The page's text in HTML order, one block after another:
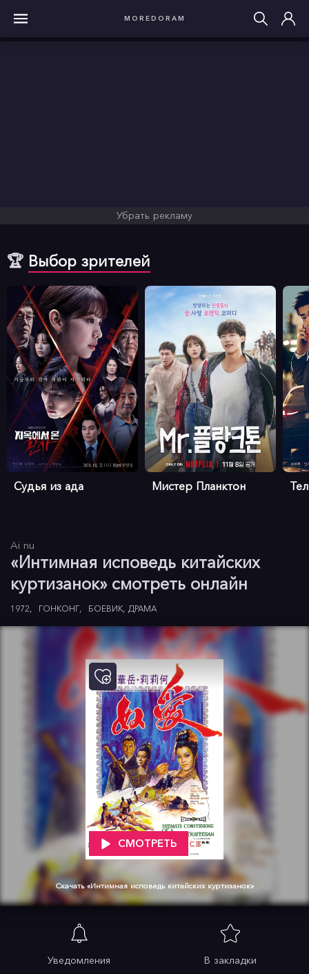
MOREDORAM
Убрать рекламу
🏆 Выбор зрителей
Судья из ада Мистер Планктон
Ai nu
«Интимная исповедь китайских
куртизанок» смотреть онлайн
1972 ГОНКОНГ БОЕВИК ДРАМА
СМОТРЕТЬ
Скачать «Интимная исповедь китайских куртизанок»
Уведомления В закладки